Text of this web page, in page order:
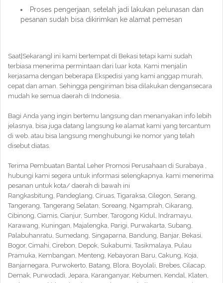
Proses pengerjaan, setelah jadi lakukan pelunasan dan
pesanan sudah bisa dikirimkan ke alamat pemesan
Saat|Sekarang} ini kami bertempat di Bekasi tetapi kami sudah
terbiasa menerima permintaan dari luar kota. Kami menjalin
kerjasama dengan beberapa Ekspedisi yang kami anggap murah,
cepat dan aman. Sehingga pengiriman bisa dilakukan dengansecara
mudah ke semua daerah di Indonesia.
Bagi Anda yang ingin bertemu langsung dan menanyakan info lebih
jelasnya, bisa juga datang langsung ke alamat kami yang tercantum
di web. atau bisa langsung menghubungi ke nomor yang telah
disebut diatas.
Terima Pembuatan Bantal Leher Promosi Perusahaan di Surabaya ,
hubungi kami segera untuk informasi selengkapnya. kami menerima
pesanan untuk kota/ daerah di bawah ini
Rangkasbitung, Pandeglang, Ciruas, Tigaraksa, Cilegon, Serang,
Tangerang, Tangerang Selatan, Soreang, Ngamprah, Cikarang,
Cibinong, Ciamis, Cianjur, Sumber, Tarogong Kidul, Indramayu,
Karawang, Kuningan, Majalengka, Parigi, Purwakarta, Subang,
Palabuhanratu, Sumedang, Singaparna, Bandung, Banjar, Bekasi,
Bogor, Cimahi, Cirebon, Depok, Sukabumi, Tasikmalaya, Pulau
Pramuka, Kembangan, Menteng, Kebayoran Baru, Cakung, Koja,
Banjarnegara, Purwokerto, Batang, Blora, Boyolali, Brebes, Cilacap,
Demak, Purwodadi, Jepara, Karanganyar, Kebumen, Kendal, Klaten,